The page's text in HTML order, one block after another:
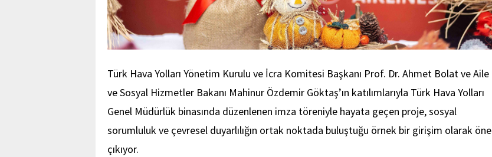
Türk Hava Yolları Yönetim Kurulu ve İcra Komitesi Başkanı Prof. Dr. Ahmet Bolat ve Aile
ve Sosyal Hizmetler Bakanı Mahinur Özdemir Göktaş’ın katılımlarıyla Türk Hava Yolları
Genel Müdürlük binasında düzenlenen imza töreniyle hayata geçen proje, sosyal
sorumluluk ve çevresel duyarlılığın ortak noktada buluştuğu örnek bir girişim olarak öne
çıkıyor.